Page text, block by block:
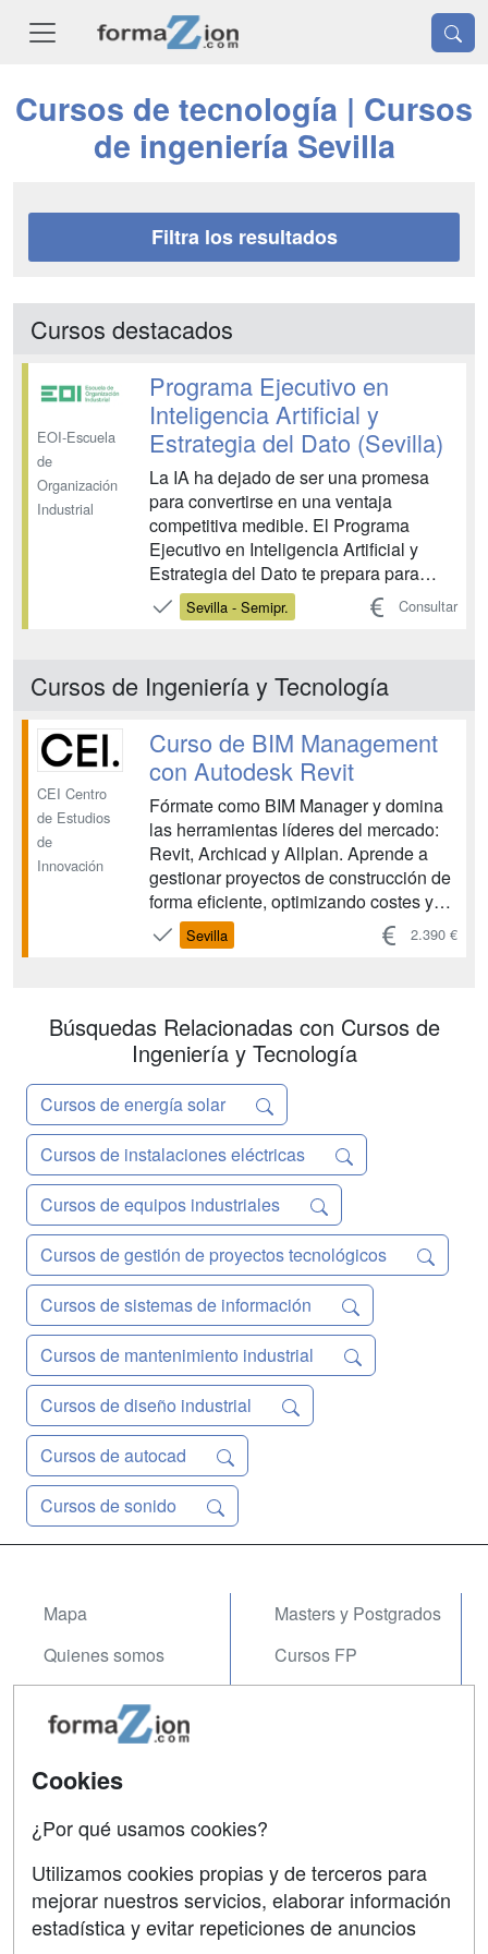
Cursos de tecnología | Cursos
de ingeniería Sevilla
Filtra los resultados
Cursos destacados
EOI-Escuela
de
Organización
Industrial
Programa Ejecutivo en
Inteligencia Artificial y
Estrategia del Dato (Sevilla)
La IA ha dejado de ser una promesa
para convertirse en una ventaja
competitiva medible. El Programa
Ejecutivo en Inteligencia Artificial y
Estrategia del Dato te prepara para
liderar iniciativas de IA que generen
negocio, sin necesidad de programar,
y con qué coste. ...
Sevilla - Semipr. Consultar
Cursos de Ingeniería y Tecnología
CEI Centro
de Estudios
de
Innovación
Curso de BIM Management
con Autodesk Revit
Fórmate como BIM Manager y domina
las herramientas líderes del mercado:
Revit, Archicad y Allplan. Aprende a
gestionar proyectos de construcción de
forma eficiente, optimizando costes y
tiempos. Este curso te proporcionará
las habilidades necesarias para liderar
anuales co...
Sevilla 2.390 €
Búsquedas Relacionadas con Cursos de
Ingeniería y Tecnología
Cursos de energía solar
Cursos de instalaciones eléctricas
Cursos de equipos industriales
Cursos de gestión de proyectos tecnológicos
Cursos de sistemas de información
Cursos de mantenimiento industrial
Cursos de diseño industrial
Cursos de autocad
Cursos de sonido
Mapa
Quienes somos
Acceso Usuarios
Acceso Centros
Masters y Postgrados
Cursos FP
Contactar
Confidencialidad
SÍGUENOS EN:
Cookies
¿Por qué usamos cookies?
Utilizamos cookies propias y de terceros para
mejorar nuestros servicios, elaborar información
estadística y evitar repeticiones de anuncios